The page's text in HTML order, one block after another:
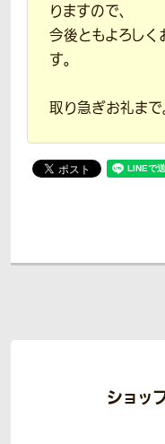
りますので、
今後ともよろしく
す。
取り急ぎお礼まで
ショッ